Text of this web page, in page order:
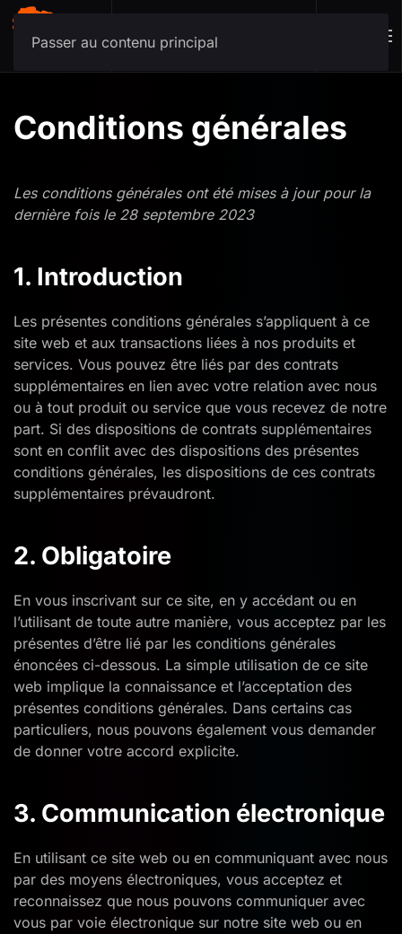
Passer au contenu principal
Conditions générales
Les conditions générales ont été mises à jour pour la
dernière fois le 28 septembre 2023
1. Introduction
Les présentes conditions générales s’appliquent à ce
site web et aux transactions liées à nos produits et
services. Vous pouvez être liés par des contrats
supplémentaires en lien avec votre relation avec nous
ou à tout produit ou service que vous recevez de notre
part. Si des dispositions de contrats supplémentaires
sont en conflit avec des dispositions des présentes
conditions générales, les dispositions de ces contrats
supplémentaires prévaudront.
2. Obligatoire
En vous inscrivant sur ce site, en y accédant ou en
l’utilisant de toute autre manière, vous acceptez par les
présentes d’être lié par les conditions générales
énoncées ci-dessous. La simple utilisation de ce site
web implique la connaissance et l’acceptation des
présentes conditions générales. Dans certains cas
particuliers, nous pouvons également vous demander
de donner votre accord explicite.
3. Communication électronique
En utilisant ce site web ou en communiquant avec nous
par des moyens électroniques, vous acceptez et
reconnaissez que nous pouvons communiquer avec
vous par voie électronique sur notre site web ou en